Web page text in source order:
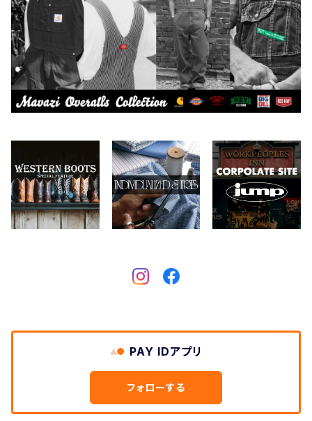
Carhartt
Collonil
CONVERSE
Crescent Down Works
FERNAND LEATHER
バイク用品
ケア用品
本、写真集
2026.6.29
2026.7.23
2026.6.27
PAY IDアプリ
フォローする